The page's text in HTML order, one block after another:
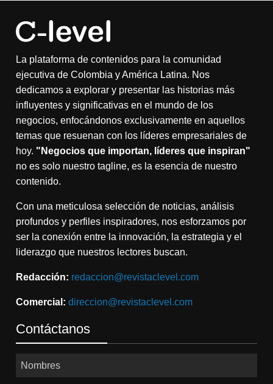
La plataforma de contenidos para la comunidad
ejecutiva de Colombia y América Latina. Nos
dedicamos a explorar y presentar las historias más
influyentes y significativas en el mundo de los
negocios, enfocándonos exclusivamente en aquellos
temas que resuenan con los líderes empresariales de
hoy. "Negocios que importan, líderes que inspiran"
no es solo nuestro tagline, es la esencia de nuestro
contenido.
Con una meticulosa selección de noticias, análisis
profundos y perfiles inspiradores, nos esforzamos por
ser la conexión entre la innovación, la estrategia y el
liderazgo que nuestros lectores buscan.
Redacción: redaccion@revistaclevel.com
Comercial: direccion@revistaclevel.com
Contáctanos
Nombres